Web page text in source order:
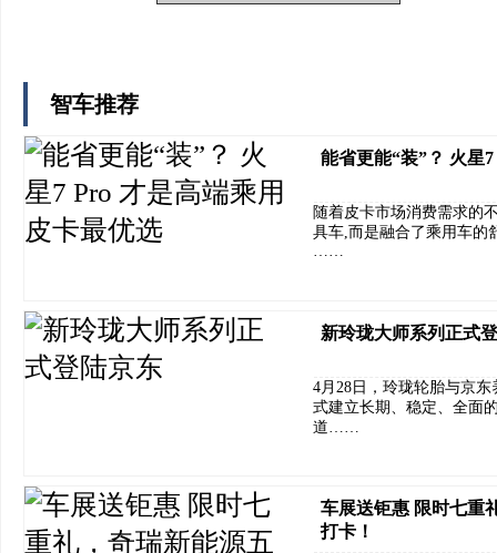
智车推荐
能省更能“装”？ 火星
随着皮卡市场消费需求的
具车,而是融合了乘用车的
……
新玲珑大师系列正式
4月28日，玲珑轮胎与京
式建立长期、稳定、全面
道……
车展送钜惠 限时七重
打卡！